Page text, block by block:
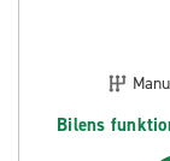
Bilens